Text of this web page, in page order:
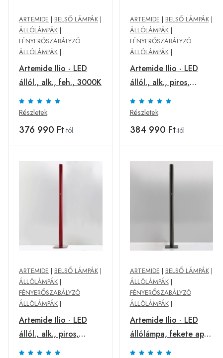
ARTEMIDE | BELSŐ LÁMPÁK |
ÁLLÓLÁMPÁK |
FÉNYERŐSZABÁLYZÓ
ÁLLÓLÁMPÁK |
Artemide Ilio - LED
állól., alk., feh., 3000K
Részletek
376 990 Ft-tól
ARTEMIDE | BELSŐ LÁMPÁK|
ÁLLÓLÁMPÁK|
FÉNYERŐSZABÁLYZÓ
ÁLLÓLÁMPÁK|
Artemide Ilio - LED
állól., alk., piros,
2700K
Részletek
384 990 Ft-tól
ARTEMIDE | BELSŐ LÁMPÁK |
ÁLLÓLÁMPÁK |
FÉNYERŐSZABÁLYZÓ
ÁLLÓLÁMPÁK |
Artemide Ilio - LED
állól., alk., piros,
3000K
ARTEMIDE | BELSŐ LÁMPÁK|
ÁLLÓLÁMPÁK|
FÉNYERŐSZABÁLYZÓ
ÁLLÓLÁMPÁK|
Artemide Ilio - LED
állólámpa, fekete app
2700K